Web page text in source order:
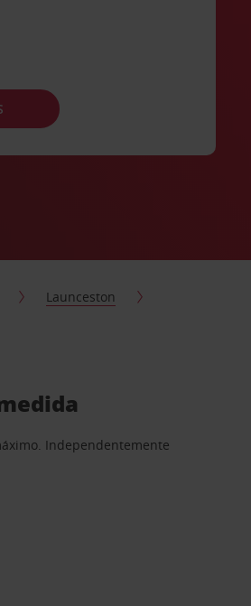
Launceston
Independentemente